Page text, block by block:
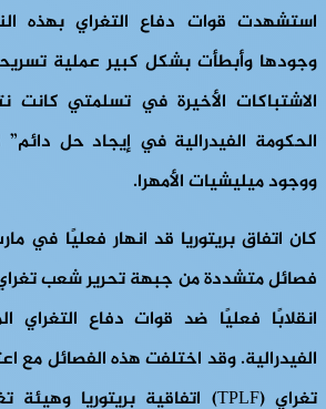
استشهدت قوات دفاع التغراي بهذه
وجودها وأبطأت بشكل كبير عملية
الاشتباكات الأخيرة في تسلمتي ​​كانت
الحكومة الفيدرالية في إيجاد حل دائم”
ووجود ميليشيات الأمهرا.
فصائل متشددة من جبهة تحرير شعب
انقلابًا فعليًا ضد قوات دفاع التغراي
الفيدرالية. وقد اختلفت هذه الفصائل مع